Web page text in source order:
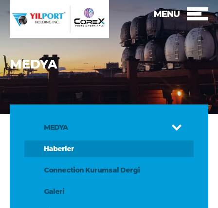
MENU
MEDYA
MEDYA
Haberler
Connection Kurumsal Dergi
Galeri